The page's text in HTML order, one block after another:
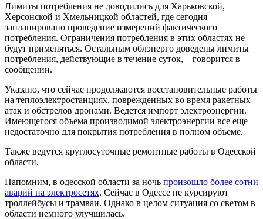
Лимиты потребления не доводились для Харьковской,
Херсонской и Хмельницкой областей, где сегодня
запланировано проведение измерений фактического
потребления. Ограничения потребления в этих областях не
будут применяться. Остальным облэнерго доведены лимиты
потребления, действующие в течение суток, – говорится в
сообщении.
Указано, что сейчас продолжаются восстановительные работы
на теплоэлектростанциях, поврежденных во время ракетных
атак и обстрелов дронами. Ведется импорт электроэнергии.
Имеющегося объема производимой электроэнергии все еще
недостаточно для покрытия потребления в полном объеме.
Также ведутся круглосуточные ремонтные работы в Одесской
области.
Напомним, в одесской области за ночь произошло более сотни
аварий на электросетях. Сейчас в Одессе не курсируют
троллейбусы и трамваи. Однако в целом ситуация со светом в
области немного улучшилась.